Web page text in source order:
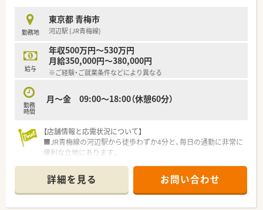
【求人情報について】
■給与はご経験やスキルを考慮のうえ年収400万円から600万円
の範囲で決定され、毎年の昇給制度が設けられています。
■年間休日は123日確保されており、シフト調整により夏季や年
末年始に長期連休を取得できる場合もあるなど休みが充実で
す。
が用意されており生活面でのサポートも万全な体制です。
勤務地
東京都 青梅市
河辺駅 (JR青梅線)
給与
年収500万円～530万円
月給350,000円～380,000円
※ご経験・ご就業条件などにより異なる
勤務
時間
月～金 09:00～18:00（休憩60分）
【店舗情報と応需状況について】
■JR青梅線の河辺駅から徒歩わずか4分と、毎日の通勤に非常に
便利な立地にあります。
い科目の処方箋を応需しています。
■1日の処方箋枚数は約30枚で、薬剤師1.5名と事務員3名の体制
でゆとりを持って対応しています。
詳細を見る お問い合わせ